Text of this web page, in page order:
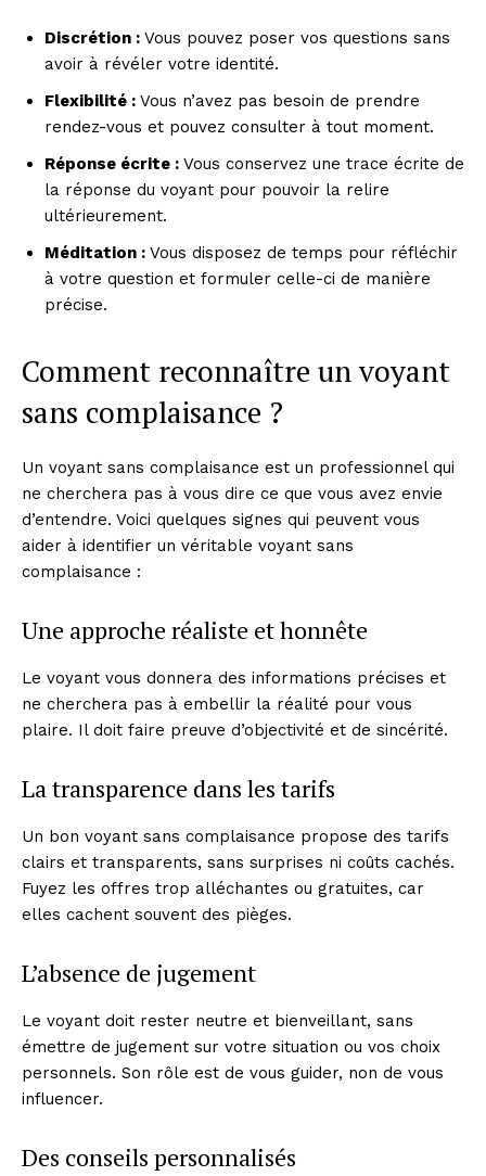
Discrétion : Vous pouvez poser vos questions sans
avoir à révéler votre identité.
Flexibilité : Vous n’avez pas besoin de prendre
rendez-vous et pouvez consulter à tout moment.
Réponse écrite : Vous conservez une trace écrite de
la réponse du voyant pour pouvoir la relire
ultérieurement.
Méditation : Vous disposez de temps pour réfléchir
à votre question et formuler celle-ci de manière
précise.
Comment reconnaître un voyant
sans complaisance ?
Un voyant sans complaisance est un professionnel qui
ne cherchera pas à vous dire ce que vous avez envie
d’entendre. Voici quelques signes qui peuvent vous
aider à identifier un véritable voyant sans
complaisance :
Une approche réaliste et honnête
Le voyant vous donnera des informations précises et
ne cherchera pas à embellir la réalité pour vous
plaire. Il doit faire preuve d’objectivité et de sincérité.
La transparence dans les tarifs
Un bon voyant sans complaisance propose des tarifs
clairs et transparents, sans surprises ni coûts cachés.
Fuyez les offres trop alléchantes ou gratuites, car
elles cachent souvent des pièges.
L’absence de jugement
Le voyant doit rester neutre et bienveillant, sans
émettre de jugement sur votre situation ou vos choix
personnels. Son rôle est de vous guider, non de vous
influencer.
Des conseils personnalisés